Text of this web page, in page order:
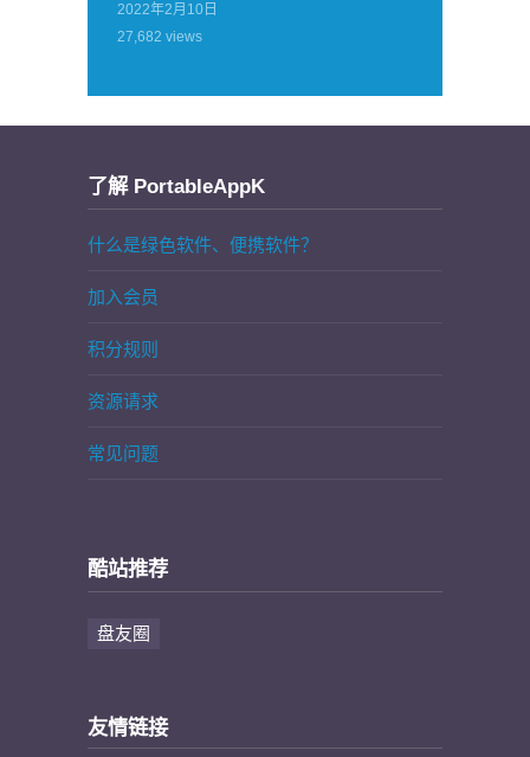
2022年2月10日
27,682 views
了解 PortableAppK
什么是绿色软件、便携软件？
加入会员
积分规则
资源请求
常见问题
酷站推荐
盘友圈
友情链接